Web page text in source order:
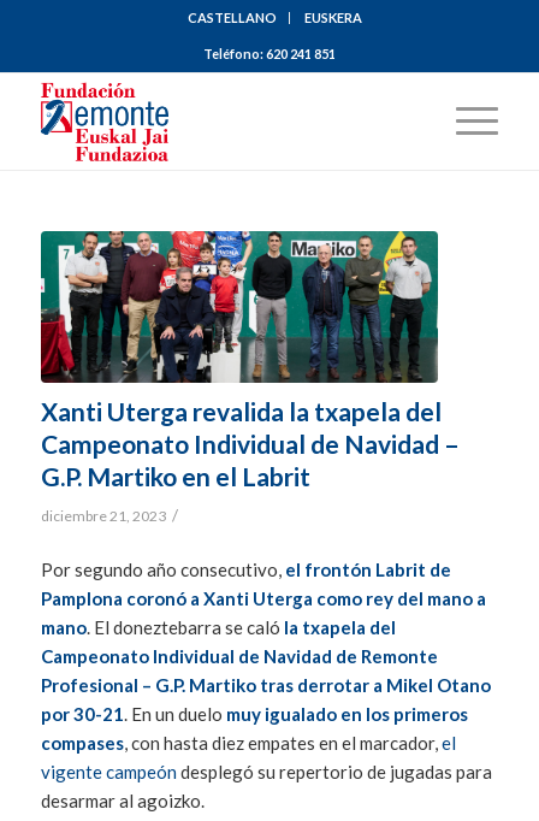
CASTELLANO EUSKERA
Teléfono:620 241 851
Xanti Uterga revalida la txapela del
Campeonato Individual de Navidad –
G.P. Martiko en el Labrit
diciembre 21, 2023 /
Por segundo año consecutivo,el frontón Labrit de
Pamplona coronó a Xanti Uterga como rey del mano a
mano. El doneztebarra se caló la txapela del
Campeonato Individual de Navidad de Remonte
Profesional – G.P. Martiko tras derrotar a Mikel Otano
por 30-21. En un duelo muy igualado en los primeros
compases, con hasta diez empates en el marcador,el
vigente campeóndesplegó su repertorio de jugadas para
desarmar al agoizko.